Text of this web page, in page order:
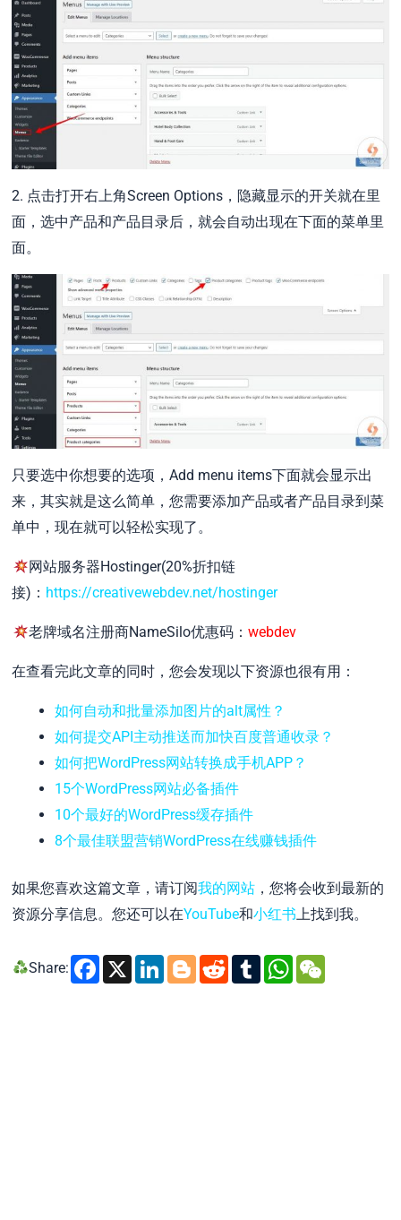
2. 点击打开右上角Screen Options，隐藏显示的开关就在里
面，选中产品和产品目录后，就会自动出现在下面的菜单里
面。
只要选中你想要的选项，Add menu items下面就会显示出
来，其实就是这么简单，您需要添加产品或者产品目录到菜
单中，现在就可以轻松实现了。
网站服务器Hostinger(20%折扣链
接)： https://creativewebdev.net/hostinger
老牌域名注册商NameSilo优惠码： webdev
在查看完此文章的同时，您会发现以下资源也很有用：
如何自动和批量添加图片的alt属性？
如何提交API主动推送而加快百度普通收录？
如何把WordPress网站转换成手机APP？
15个WordPress网站必备插件
10个最好的WordPress缓存插件
8个最佳联盟营销WordPress在线赚钱插件
如果您喜欢这篇文章，请订阅我的网站 ，您将会收到最新的
资源分享信息。您还可以在YouTube和小红书上找到我。
Share: Facebook
X LinkedIn
Blogger
Reddit
Tumblr